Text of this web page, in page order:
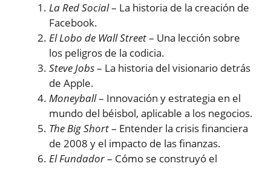
La Red Social– La historia de la creación de
Facebook.
El Lobo de Wall Street– Una lección sobre
los peligros de la codicia.
Steve Jobs– La historia del visionario detrás
de Apple.
Moneyball– Innovación y estrategia en el
mundo del béisbol, aplicable a los negocios.
The Big Short– Entender la crisis financiera
de 2008 y el impacto de las finanzas.
El Fundador– Cómo se construyó el